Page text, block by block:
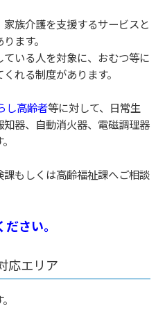
族介護を支援するサービスと
ます。
いる人を対象に、おむつ等に
れる制度があります。
し高齢者等に対して、日常生
器、自動消火器、電磁調理器
もしくは高齢福祉課へご相談
さい。
応エリア